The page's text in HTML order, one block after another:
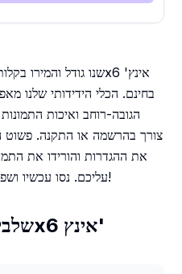
בחינם. הכלי הידידותי שלנו
הגובה-רוחב ואיכות
צורך בהרשמה או התקנה.
את ההגדרות והורידו את
עליכם. נסו עכשיו ושפרו את התמונות שלכם תוך שניות!
שלבים להמרת תמונה ל-4x6 אינץ'